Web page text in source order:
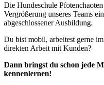
Die Hundeschule
Vergrößerung unseres Teams
abgeschlossener Ausbildung.
Du bist mobil, arbeitest gerne
direkten Arbeit mit Kunden?
Dann bringst du schon jede
kennenlernen!